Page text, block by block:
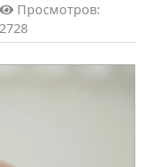
Просмотров:
2728